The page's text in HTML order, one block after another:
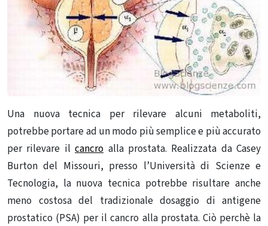
Una nuova tecnica per rilevare alcuni metaboliti,
potrebbe portare ad un modo più semplice e più accurato
per rilevare ilcancroalla prostata. Realizzata da Casey
Burton del Missouri, presso l’Università di Scienze e
Tecnologia, la nuova tecnica potrebbe risultare anche
meno costosa del tradizionale dosaggio di antigene
prostatico (PSA) per il cancro alla prostata. Ciò perchè la